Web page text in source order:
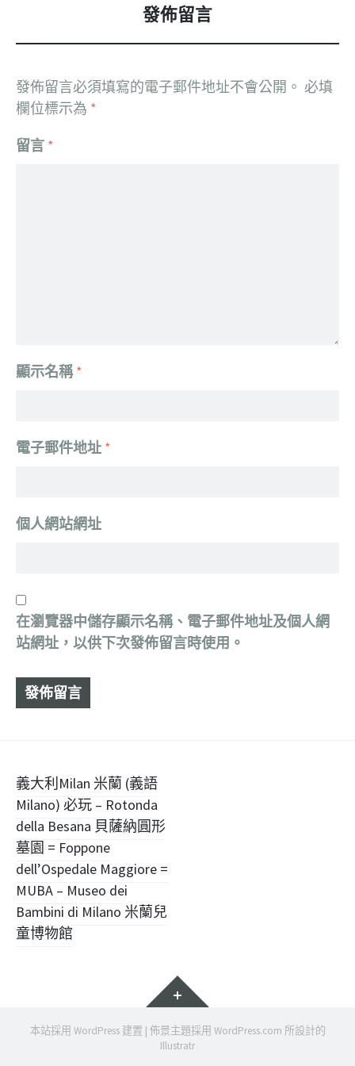
發佈留言
發佈留言必須填寫的電子郵件地址不會公開。 必填
欄位標示為 *
留言 *
顯示名稱*
電子郵件地址 *
個人網站網址
在瀏覽器中儲存顯示名稱、電子郵件地址及個人網
站網址，以供下次發佈留言時使用。
文
章
導
覽
義大利Milan 米蘭 (義語
Milano) 必玩 – Rotonda
della Besana 貝薩納圓形
墓園 = Foppone
dell’Ospedale Maggiore =
MUBA – Museo dei
Bambini di Milano 米蘭兒
童博物館
小
工
具
本站採用 WordPress 建置 | 佈景主題採用 WordPress.com 所設計的
Illustratr